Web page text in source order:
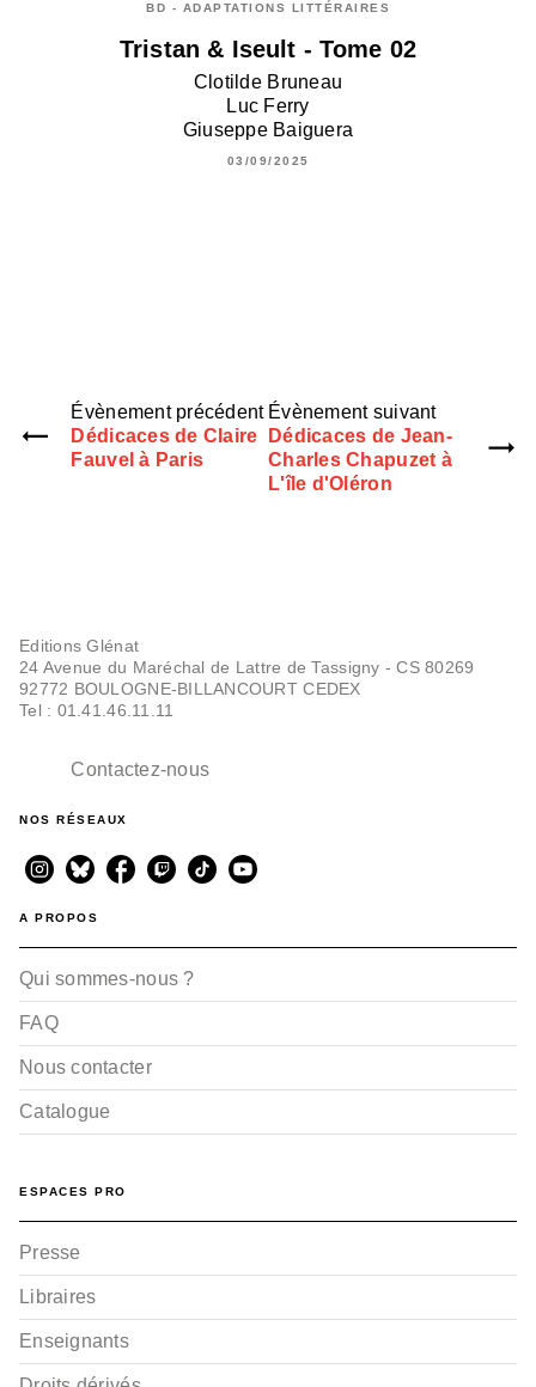
BD - ADAPTATIONS LITTÉRAIRES
Tristan & Iseult - Tome 02
Clotilde Bruneau
Luc Ferry
Giuseppe Baiguera
03/09/2025
Évènement précédent
Dédicaces de Claire
Fauvel à Paris
Évènement suivant
Dédicaces de Jean-
Charles Chapuzet à
L'île d'Oléron
Editions Glénat
24 Avenue du Maréchal de Lattre de Tassigny - CS 80269
92772 BOULOGNE-BILLANCOURT CEDEX
Tel : 01.41.46.11.11
Contactez-nous
NOS RÉSEAUX
A PROPOS
Qui sommes-nous ?
FAQ
Nous contacter
Catalogue
ESPACES PRO
Presse
Libraires
Enseignants